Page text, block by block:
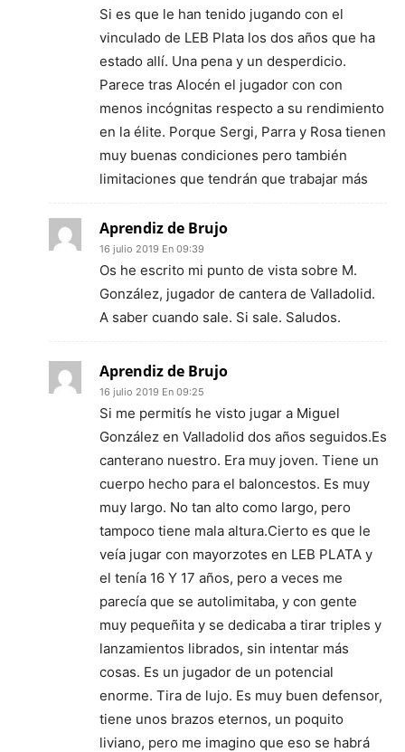
Si es que le han tenido jugando con el
vinculado de LEB Plata los dos años que ha
estado allí. Una pena y un desperdicio.
Parece tras Alocén el jugador con con
menos incógnitas respecto a su rendimiento
en la élite. Porque Sergi, Parra y Rosa tienen
muy buenas condiciones pero también
limitaciones que tendrán que trabajar más
Aprendiz de Brujo
16 julio 2019 En 09:39
Os he escrito mi punto de vista sobre M.
González, jugador de cantera de Valladolid.
A saber cuando sale. Si sale. Saludos.
Aprendiz de Brujo
16 julio 2019 En 09:25
Si me permitís he visto jugar a Miguel
González en Valladolid dos años seguidos.Es
canterano nuestro. Era muy joven. Tiene un
cuerpo hecho para el baloncestos. Es muy
muy largo. No tan alto como largo, pero
tampoco tiene mala altura.Cierto es que le
veía jugar con mayorzotes en LEB PLATA y
el tenía 16 Y 17 años, pero a veces me
parecía que se autolimitaba, y con gente
muy pequeñita y se dedicaba a tirar triples y
lanzamientos librados, sin intentar más
cosas. Es un jugador de un potencial
enorme. Tira de lujo. Es muy buen defensor,
tiene unos brazos eternos, un poquito
liviano, pero me imagino que eso se habrá